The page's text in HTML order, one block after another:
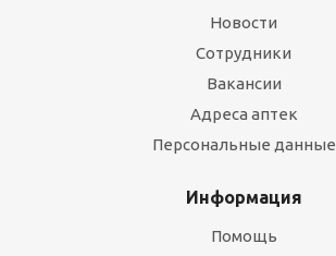
Новости
Сотрудники
Вакансии
Адреса аптек
Персональные данные
Информация
Помощь